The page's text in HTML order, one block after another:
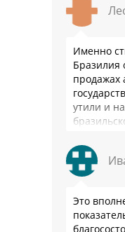
Именно
Бразилия
продажах
утили и
Это